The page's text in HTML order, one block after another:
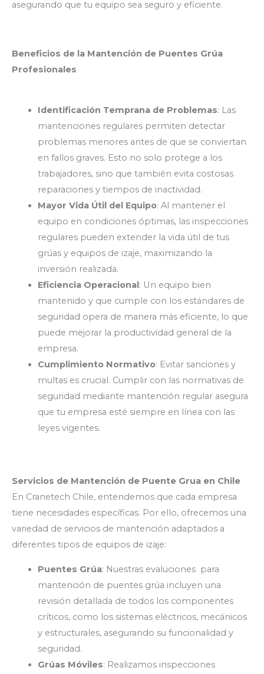
asegurando que tu equipo sea seguro y eficiente.
Beneficios de la Mantención de Puentes Grúa
Profesionales
Identificación Temprana de Problemas: Las
mantenciones regulares permiten detectar
problemas menores antes de que se conviertan
en fallos graves. Esto no solo protege a los
trabajadores, sino que también evita costosas
reparaciones y tiempos de inactividad.
Mayor Vida Útil del Equipo: Al mantener el
equipo en condiciones óptimas, las inspecciones
regulares pueden extender la vida útil de tus
grúas y equipos de izaje, maximizando la
inversión realizada.
Eficiencia Operacional: Un equipo bien
mantenido y que cumple con los estándares de
seguridad opera de manera más eficiente, lo que
puede mejorar la productividad general de la
empresa.
Cumplimiento Normativo: Evitar sanciones y
multas es crucial. Cumplir con las normativas de
seguridad mediante mantención regular asegura
que tu empresa esté siempre en línea con las
leyes vigentes.
Servicios de Mantención de Puente Grua en Chile
En Cranetech Chile, entendemos que cada empresa
tiene necesidades específicas. Por ello, ofrecemos una
variedad de servicios de mantención adaptados a
diferentes tipos de equipos de izaje:
Puentes Grúa: Nuestras evaluciones para
mantención de puentes grúa incluyen una
revisión detallada de todos los componentes
críticos, como los sistemas eléctricos, mecánicos
y estructurales, asegurando su funcionalidad y
seguridad.
Grúas Móviles: Realizamos inspecciones